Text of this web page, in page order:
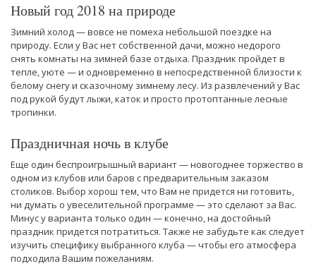
Новый год 2018 на природе
Зимний холод — вовсе не помеха небольшой поездке на
природу. Если у Вас нет собственной дачи, можно недорого
снять комнаты на зимней базе отдыха. Праздник пройдет в
тепле, уюте — и одновременно в непосредственной близости к
белому снегу и сказочному зимнему лесу. Из развлечений у Вас
под рукой будут лыжи, каток и просто протоптанные лесные
тропинки.
Праздничная ночь в клубе
Еще один беспроигрышный вариант — новогоднее торжество в
одном из клубов или баров с предварительным заказом
столиков. Выбор хорош тем, что Вам не придется ни готовить,
ни думать о увеселительной программе — это сделают за Вас.
Минус у варианта только один — конечно, на достойный
праздник придется потратиться. Также не забудьте как следует
изучить специфику выбранного клуба — чтобы его атмосфера
подходила Вашим пожеланиям.